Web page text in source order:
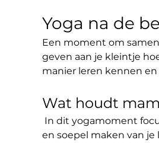
Yoga na de
Een moment om
geven aan je kleintje
manier leren kennen
Wat houdt
In dit yogamoment
en soepel maken van